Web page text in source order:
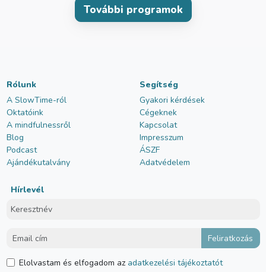
További programok
Rólunk
A SlowTime-ról
Oktatóink
A mindfulnessről
Blog
Podcast
Ajándékutalvány
Segítség
Gyakori kérdések
Cégeknek
Kapcsolat
Impresszum
ÁSZF
Adatvédelem
Hírlevél
Elolvastam és elfogadom azadatkezelési tájékoztatót